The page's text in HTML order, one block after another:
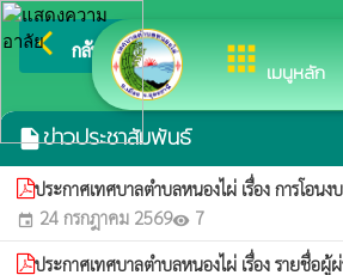
apps เมนูหลัก
arrow_back_ios กลับเมนูหลัก
insert_drive_fileข่าวประชาสัมพันธ์
ประกาศเทศบาลตำบลหนองไผ่ เรื่อง การโอ
event 24 กรกฎาคม 2569visibility 7
ประกาศเทศบาลตำบลหนองไผ่ เรื่อง รายชื่อ